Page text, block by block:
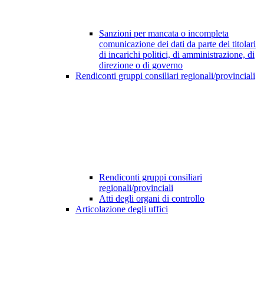
Sanzioni per mancata o incompleta
comunicazione dei dati da parte dei titolari
di incarichi politici, di amministrazione, di
direzione o di governo
Rendiconti gruppi consiliari regionali/provinciali
Rendiconti gruppi consiliari
regionali/provinciali
Atti degli organi di controllo
Articolazione degli uffici